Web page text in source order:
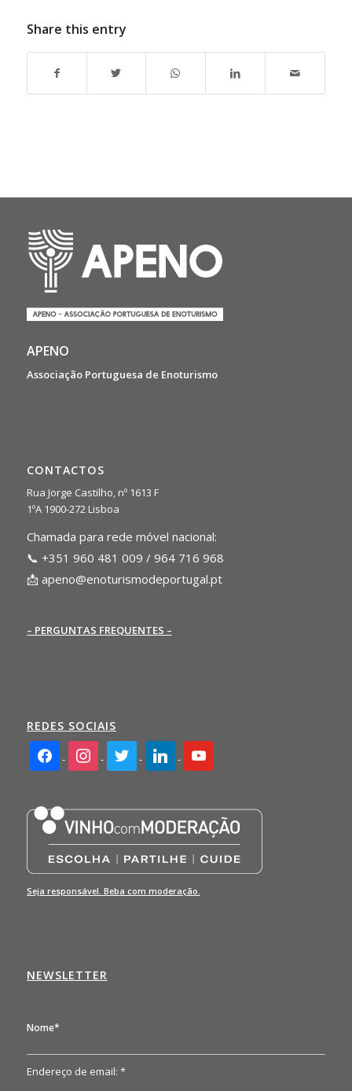
Share this entry
APENO
Associação Portuguesa de Enoturismo
CONTACTOS
Rua Jorge Castilho, nº 1613 F
1ºA 1900-272 Lisboa
Chamada para rede móvel nacional:
📞 +351 960 481 009 / 964 716 968
📩 apeno@enoturismodeportugal.pt
– PERGUNTAS FREQUENTES –
REDES SOCIAIS
facebook2instagramtwitter linkedin youtube
Seja responsável. Beba com moderação.
NEWSLETTER
Nome*
Endereço de email: *